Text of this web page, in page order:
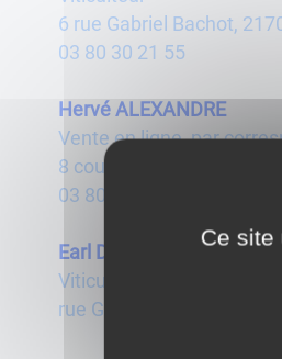
6 rue Gabriel Bachot,
03 80 30 21 55
Hervé ALEXANDRE
Vente en ligne, par
8 cour de Varanges,
03 80 62 38 35
Earl Domaine LELIEVRE
Viticulteur
rue Gabriel Bachot, 21700
Ce site